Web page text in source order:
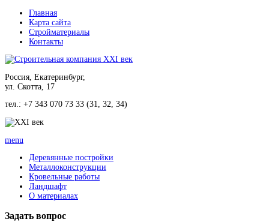
Главная
Карта сайта
Стройматериалы
Контакты
Россия, Екатеринбург,
ул. Скотта, 17
тел.: +7 343 070 73 33 (31, 32, 34)
menu
Деревянные постройки
Металлоконструкции
Кровельные работы
Ландшафт
О материалах
Задать вопрос